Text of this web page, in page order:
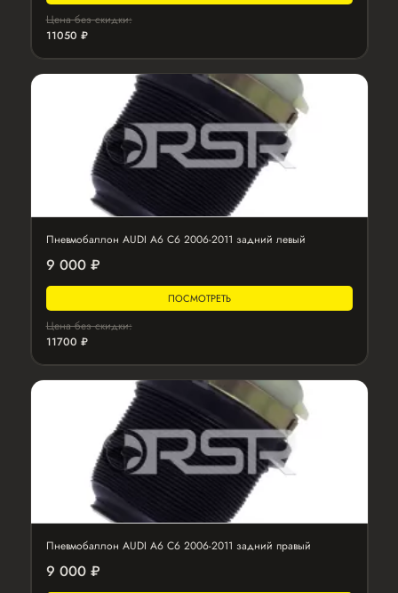
Цена без скидки:
11050 ₽
Пневмобаллон AUDI A6 C6 2006-2011 задний левый
9 000 ₽
ПОСМОТРЕТЬ
Цена без скидки:
11700 ₽
Пневмобаллон AUDI A6 C6 2006-2011 задний правый
9 000 ₽